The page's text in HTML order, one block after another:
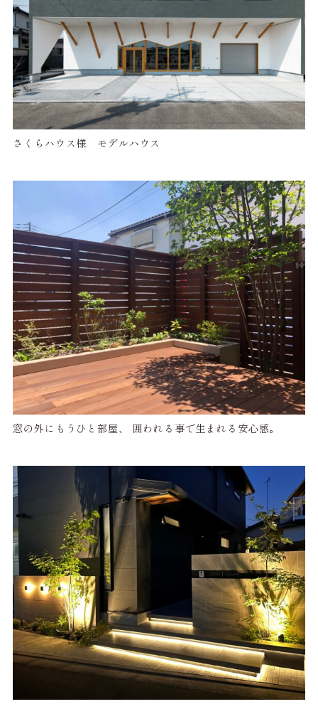
さくらハウス様 モデルハウス
窓の外にもうひと部屋、 囲われる事で生まれる安心感。